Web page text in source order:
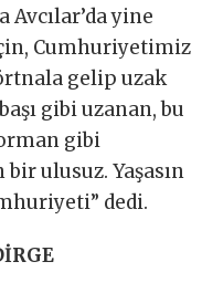
Avcılar’da yine
Cumhuriyetimiz
gelip uzak
gibi uzanan, bu
gibi
ulusuz. Yaşasın
dedi.